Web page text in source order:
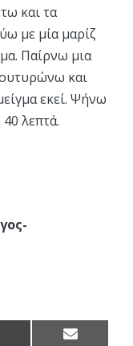
και τα
με μία μαρίζ
Παίρνω μια
και
εκεί. Ψήνω
λεπτά.
Share